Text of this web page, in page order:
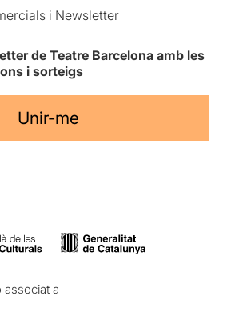
i Newsletter
de Teatre Barcelona amb les
i sorteigs
Unir-me
associat a